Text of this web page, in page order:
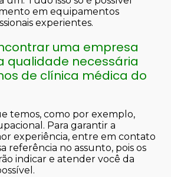
em equipamentos
experientes.
uma empresa
qualidade necessária
de clínica médica do
temos, como por exemplo,
Para garantir a
experiência, entre em contato
referência no assunto, pois os
indicar e atender você da